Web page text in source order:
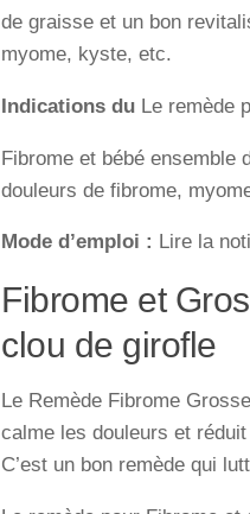
de graisse et un bon
myome, kyste, etc.
Indications du Le remède
Fibrome et bébé ensemble
douleurs de fibrome,
Mode d’emploi : Lire la
Fibrome et
clou de girofle
Le Remède Fibrome
calme les douleurs et
C’est un bon remède qui